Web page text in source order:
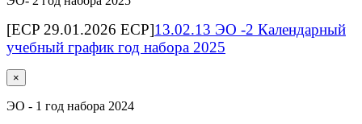
[ECP 29.01.2026 ECP]13.02.13 ЭО -2 Календарный
учебный график год набора 2025
×
ЭО - 1 год набора 2024